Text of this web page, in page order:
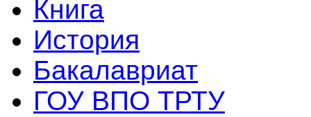
Книга
История
Бакалавриат
ГОУ ВПО ТРТУ